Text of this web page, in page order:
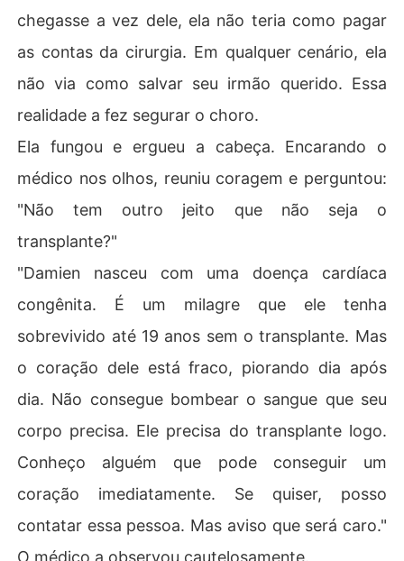
chegasse a vez dele, ela não teria como pagar
as contas da cirurgia. Em qualquer cenário, ela
não via como salvar seu irmão querido. Essa
realidade a fez segurar o choro.
Ela fungou e ergueu a cabeça. Encarando o
médico nos olhos, reuniu coragem e perguntou:
"Não tem outro jeito que não seja o
transplante?"
"Damien nasceu com uma doença cardíaca
congênita. É um milagre que ele tenha
sobrevivido até 19 anos sem o transplante. Mas
o coração dele está fraco, piorando dia após
dia. Não consegue bombear o sangue que seu
corpo precisa. Ele precisa do transplante logo.
Conheço alguém que pode conseguir um
coração imediatamente. Se quiser, posso
contatar essa pessoa. Mas aviso que será caro."
O médico a observou cautelosamente.